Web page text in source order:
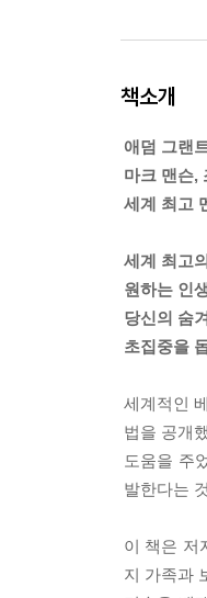
책소개
애덤 그랜
마크 맨슨,
세계 최고
세계 최고
원하는 인
당신의 숨
초집중을
세계적인
법을 공개
도움을 주
발한다는
이 책은 저
지 가족과